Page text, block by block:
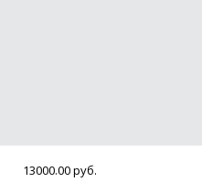
13000.00 руб.